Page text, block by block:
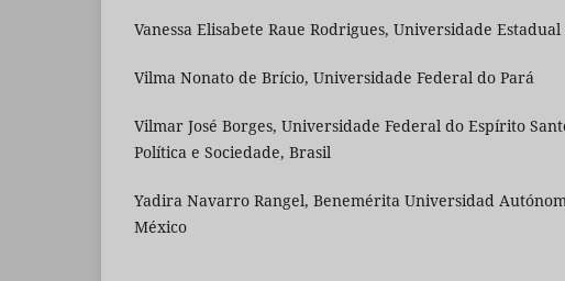
Vanessa Elisabete Raue Rodrigues, Universidade
Vilma Nonato de Brício, Universidade Federal do Pará
Vilmar José Borges, Universidade Federal do Espírito
Política e Sociedade, Brasil
Yadira Navarro Rangel, Benemérita Universidad
México